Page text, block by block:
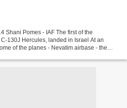
Shani Pomes - IAF The first of the
130J Hercules, landed in Israel At an
of the planes - Nevatim airbase - the